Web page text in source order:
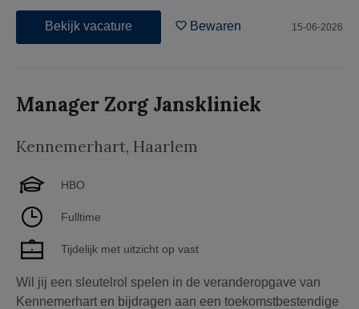
Bekijk vacature Bewaren 15-06-2026
Manager Zorg Janskliniek
Kennemerhart, Haarlem
HBO
Fulltime
Tijdelijk met uitzicht op vast
Wil jij een sleutelrol spelen in de veranderopgave van
Kennemerhart en bijdragen aan een toekomstbestendige